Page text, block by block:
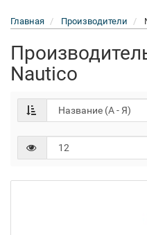
Главная Производители
Nautico